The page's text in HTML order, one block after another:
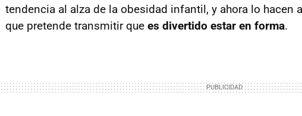
tendencia al alza de la obesidad infantil, y ahora lo hacen
que pretende transmitir que es divertido estar en forma.